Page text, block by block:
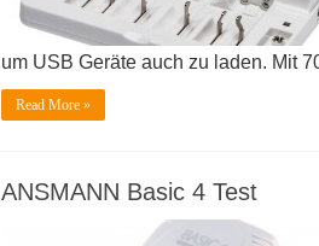
um USB Geräte auch zu laden. Mit
Read More »
ANSMANN Basic 4 Test